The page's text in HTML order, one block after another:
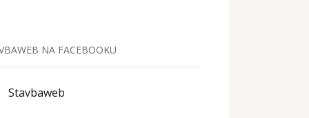
NA FACEBOOKU
Stavbaweb